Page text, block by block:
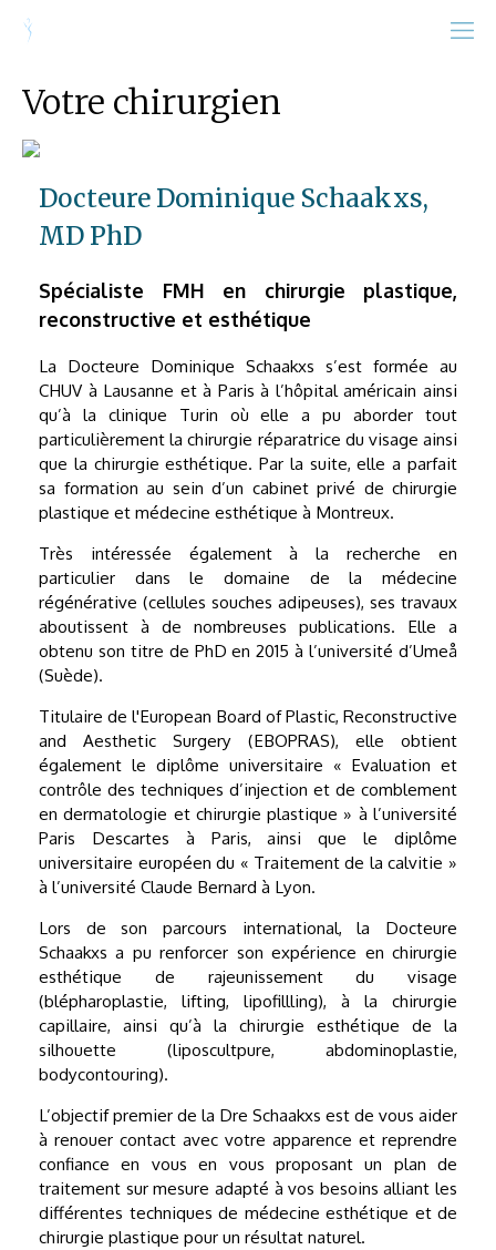
Votre chirurgien
Docteure Dominique Schaakxs,
MD PhD
Spécialiste FMH en chirurgie plastique,
reconstructive et esthétique
La Docteure Dominique Schaakxs s’est formée au
CHUV à Lausanne et à Paris à l’hôpital américain ainsi
qu’à la clinique Turin où elle a pu aborder tout
particulièrement la chirurgie réparatrice du visage ainsi
que la chirurgie esthétique. Par la suite, elle a parfait
sa formation au sein d’un cabinet privé de chirurgie
plastique et médecine esthétique à Montreux.
Très intéressée également à la recherche en
particulier dans le domaine de la médecine
régénérative (cellules souches adipeuses), ses travaux
aboutissent à de nombreuses publications. Elle a
obtenu son titre de PhD en 2015 à l’université d’Umeå
(Suède).
Titulaire de l'European Board of Plastic, Reconstructive
and Aesthetic Surgery (EBOPRAS), elle obtient
également le diplôme universitaire « Evaluation et
contrôle des techniques d’injection et de comblement
en dermatologie et chirurgie plastique » à l’université
Paris Descartes à Paris, ainsi que le diplôme
universitaire européen du « Traitement de la calvitie »
à l’université Claude Bernard à Lyon.
Lors de son parcours international, la Docteure
Schaakxs a pu renforcer son expérience en chirurgie
esthétique de rajeunissement du visage
(blépharoplastie, lifting, lipofillling), à la chirurgie
capillaire, ainsi qu’à la chirurgie esthétique de la
silhouette (liposcultpure, abdominoplastie,
bodycontouring).
L’objectif premier de la Dre Schaakxs est de vous aider
à renouer contact avec votre apparence et reprendre
confiance en vous en vous proposant un plan de
traitement sur mesure adapté à vos besoins alliant les
différentes techniques de médecine esthétique et de
chirurgie plastique pour un résultat naturel.